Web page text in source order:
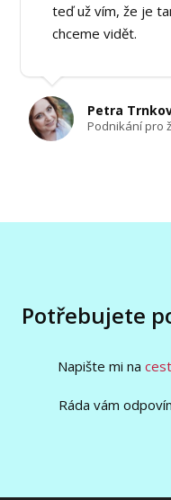
teď už vím, že je
chceme vidět.
Petra
Podnikání pro
Potřebujete
Napište mi na
Ráda vám